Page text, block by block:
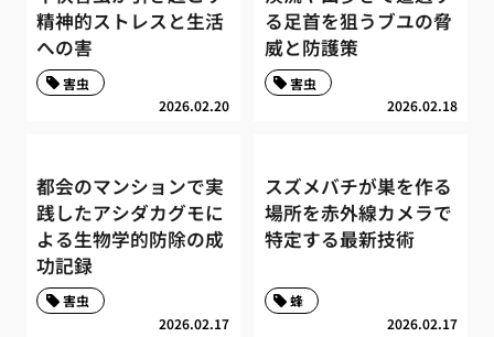
精神的ストレスと生活
への害
2026.02.20
害虫
る足首を狙うブユの脅
威と防護策
2026.02.18
害虫
都会のマンションで実
践したアシダカグモに
よる生物学的防除の成
功記録
2026.02.17
害虫
スズメバチが巣を作る
場所を赤外線カメラで
特定する最新技術
2026.02.17
蜂